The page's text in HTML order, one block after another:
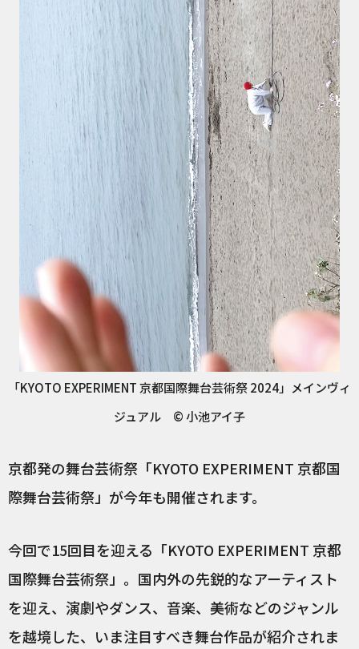
「KYOTO EXPERIMENT 京都国際舞台芸術祭 2024」メインヴィ
ジュアル ©︎ 小池アイ子
京都発の舞台芸術祭「KYOTO EXPERIMENT 京都国
際舞台芸術祭」が今年も開催されます。
今回で15回目を迎える「KYOTO EXPERIMENT 京都
国際舞台芸術祭」。国内外の先鋭的なアーティスト
を迎え、演劇やダンス、音楽、美術などのジャンル
を越境した、いま注目すべき舞台作品が紹介されま